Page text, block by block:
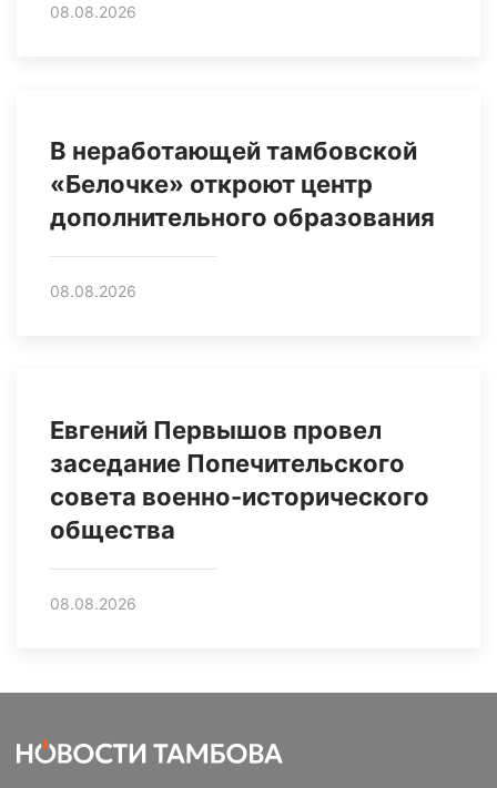
08.08.2026
В неработающей тамбовской
«Белочке» откроют центр
дополнительного образования
08.08.2026
Евгений Первышов провел
заседание Попечительского
совета военно-исторического
общества
08.08.2026